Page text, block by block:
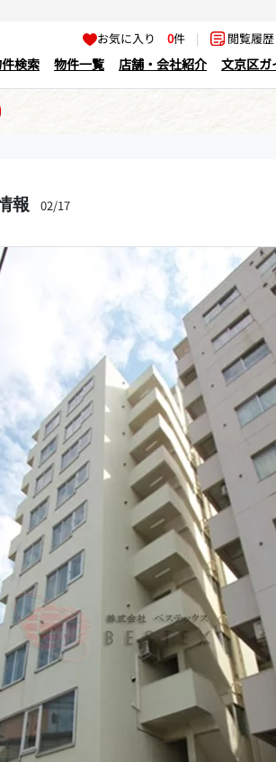
お気に入り0件 | 閲覧履
検索 物件一覧 店舗・会社紹介 文京区ガ
報 02/17